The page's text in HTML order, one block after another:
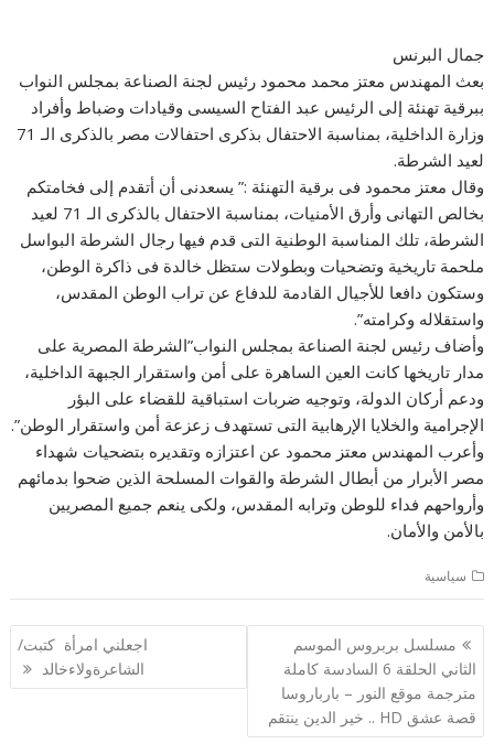
جمال البرنس
بعث المهندس معتز محمد محمود رئيس لجنة الصناعة بمجلس النواب
ببرقية تهنئة إلى الرئيس عبد الفتاح السيسى وقيادات وضباط وأفراد
وزارة الداخلية، بمناسبة الاحتفال بذكرى احتفالات مصر بالذكرى الـ 71
لعيد الشرطة.
وقال معتز محمود فى برقية التهنئة :” يسعدنى أن أتقدم إلى فخامتكم
بخالص التهانى وأرق الأمنيات، بمناسبة الاحتفال بالذكرى الـ 71 لعيد
الشرطة، تلك المناسبة الوطنية التى قدم فيها رجال الشرطة البواسل
ملحمة تاريخية وتضحيات وبطولات ستظل خالدة فى ذاكرة الوطن،
وستكون دافعا للأجيال القادمة للدفاع عن تراب الوطن المقدس،
واستقلاله وكرامته”.
وأضاف رئيس لجنة الصناعة بمجلس النواب”الشرطة المصرية على
مدار تاريخها كانت العين الساهرة على أمن واستقرار الجبهة الداخلية،
ودعم أركان الدولة، وتوجيه ضربات استباقية للقضاء على البؤر
الإجرامية والخلايا الإرهابية التى تستهدف زعزعة أمن واستقرار الوطن”.
وأعرب المهندس معتز محمود عن اعتزازه وتقديره بتضحيات شهداء
مصر الأبرار من أبطال الشرطة والقوات المسلحة الذين ضحوا بدمائهم
وأرواحهم فداء للوطن وترابه المقدس، ولكى ينعم جميع المصريين
بالأمن والأمان.
سياسية
تصفّح
المقالات
مسلسل بربروس الموسم
الثاني الحلقة 6 السادسة كاملة
مترجمة موقع النور – باﺭﺑﺎﺭﻭﺳﺎ
قصة عشق HD .. خير الدين ينتقم
اجعلني امرأة كتبت/
الشاعرةولاءخالد